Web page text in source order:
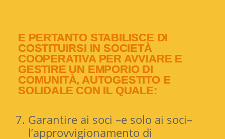
E PERTANTO STABILISCE DI
COSTITUIRSI IN SOCIETÀ
COOPERATIVA PER AVVIARE E
GESTIRE UN EMPORIO DI
COMUNITÀ, AUTOGESTITO E
SOLIDALE CON IL QUALE:
Garantire ai soci –e solo ai soci–
l’approvvigionamento di